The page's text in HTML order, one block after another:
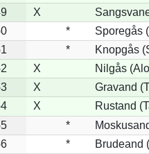
X
*
Sporegås
*
Knopgås
X
Nilgås
X
Gravand
X Rustand
*
*
Brudeand